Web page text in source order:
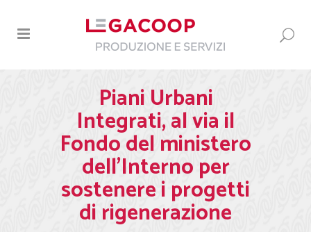
Piani Urbani
Integrati, al via il
Fondo del ministero
dell’Interno per
sostenere i progetti
di rigenerazione